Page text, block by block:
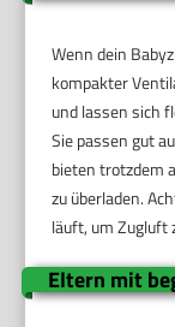
Wenn dein
kompakter
und lassen sich
Sie passen gut
bieten trotzdem
zu überladen.
läuft, um Zugluft
Eltern mit